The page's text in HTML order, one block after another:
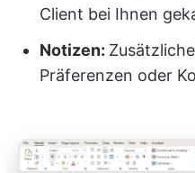
Client bei Ihnen
Notizen:
Präferenzen oder